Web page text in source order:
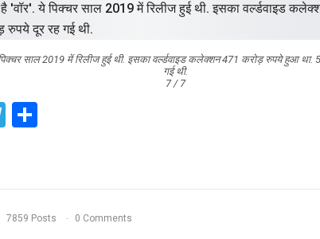
साल 2019 में रिलीज हुई थी. इसका वर्ल्डवाइड कलेक्शन 471 करोड़ रुपये हुआ था.
गई थी.
7 / 7
Telegram
7859 Posts 0 Comments